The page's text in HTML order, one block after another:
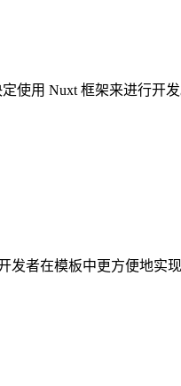
使用 Nuxt 框架来进行开
发者在模板中更方便地